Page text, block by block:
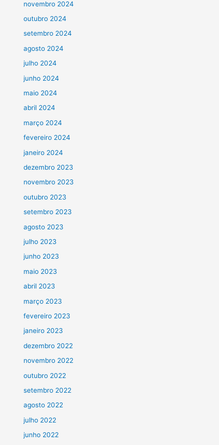
novembro 2024
outubro 2024
setembro 2024
agosto 2024
julho 2024
junho 2024
maio 2024
abril 2024
março 2024
fevereiro 2024
janeiro 2024
dezembro 2023
novembro 2023
outubro 2023
setembro 2023
agosto 2023
julho 2023
junho 2023
maio 2023
abril 2023
março 2023
fevereiro 2023
janeiro 2023
dezembro 2022
novembro 2022
outubro 2022
setembro 2022
agosto 2022
julho 2022
junho 2022